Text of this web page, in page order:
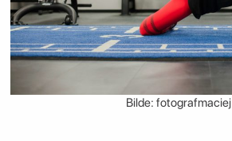
Bilde: fotografmaciej